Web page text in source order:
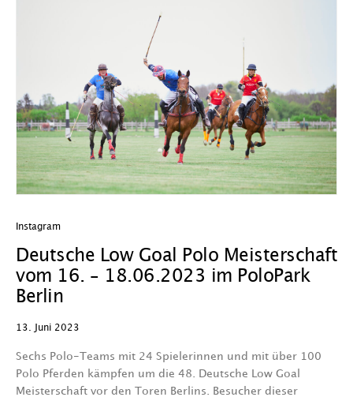
Instagram
Deutsche Low Goal Polo Meisterschaft
vom 16. – 18.06.2023 im PoloPark
Berlin
13. Juni 2023
Sechs Polo-Teams mit 24 Spielerinnen und mit über 100
Polo Pferden kämpfen um die 48. Deutsche Low Goal
Meisterschaft vor den Toren Berlins. Besucher dieser